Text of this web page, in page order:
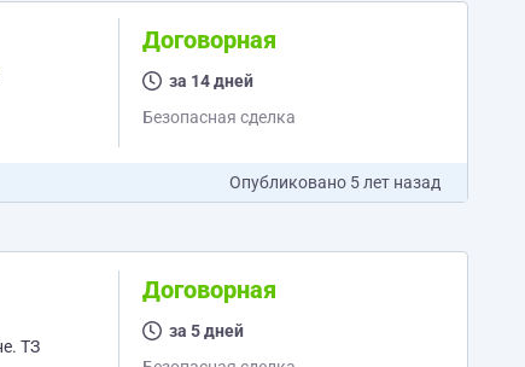
Договорная
за 14 дней
Безопасная сделка
Опубликовано 5 лет назад
Договорная
за 5 дней